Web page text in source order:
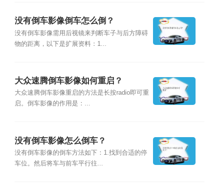
没有倒车影像倒车怎么倒？
没有倒车影像需用后视镜来判断车子与后方障碍
物的距离，以下是扩展资料：1...
大众速腾倒车影像如何重启？
大众速腾倒车影像重启的方法是长按radio即可重
启。倒车影像的作用是：...
没有倒车影像怎么倒车？
没有倒车影像的倒车方法如下：1.找到合适的停
车位。然后将车与前车平行往...